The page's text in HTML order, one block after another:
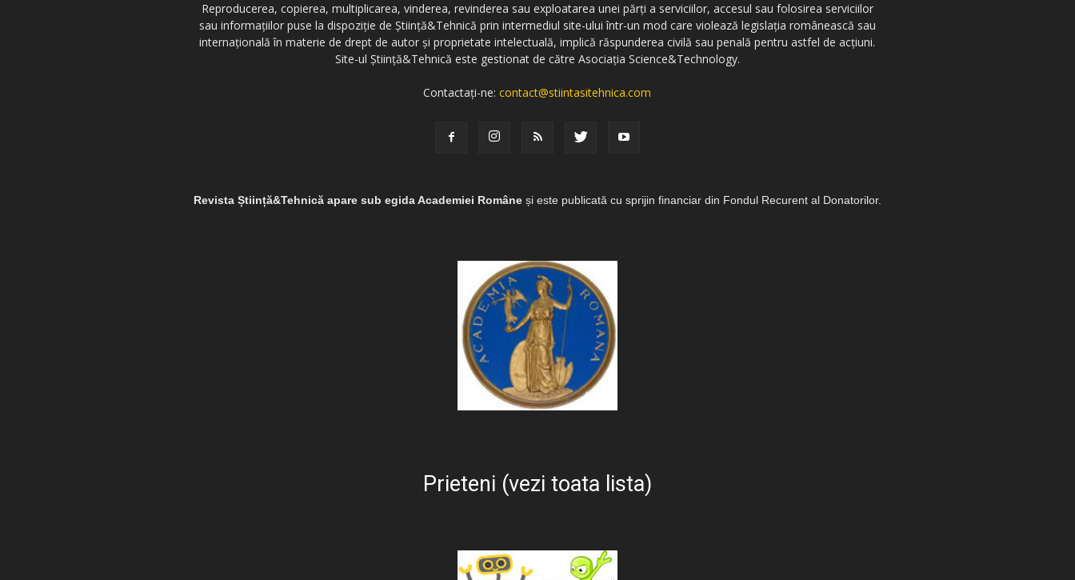
Reproducerea, copierea, multiplicarea, vinderea, revinderea sau exploatarea unei părți a serviciilor, accesul sau folosirea serviciilor
sau informațiilor puse la dispoziție de Știință&Tehnică prin intermediul site-ului într-un mod care violează legislația românească sau
internațională în materie de drept de autor și proprietate intelectuală, implică răspunderea civilă sau penală pentru astfel de acțiuni.
Site-ul Știință&Tehnică este gestionat de către Asociația Science&Technology.
Contactați-ne:contact@stiintasitehnica.com
Revista Știință&Tehnică apare sub egida Academiei Române și este publicată cu sprijin financiar din Fondul Recurent al Donatorilor.
Prieteni (vezi toata lista)